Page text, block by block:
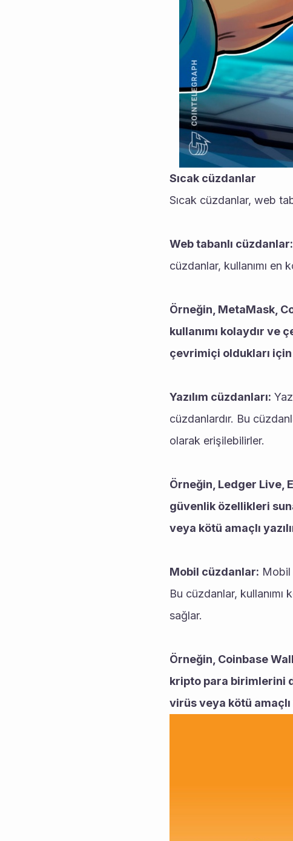
Sıcak cüzdanlar
Sıcak cüzdanlar, web
Web tabanlı cüzdanlar:
cüzdanlar, kullanımı en
Örneğin, MetaMask,
kullanımı kolaydır ve
çevrimiçi oldukları
Yazılım cüzdanları:
cüzdanlardır. Bu
olarak erişilebilirler.
Örneğin, Ledger Live,
güvenlik özellikleri
veya kötü amaçlı
Mobil cüzdanlar: Mobil
Bu cüzdanlar,
sağlar.
Örneğin, Coinbase
kripto para birimlerini
virüs veya kötü amaçlı